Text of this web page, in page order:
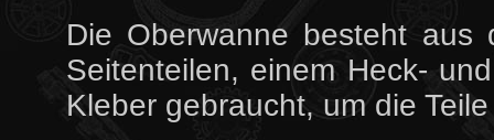
Die Oberwanne besteht aus
Seitenteilen, einem Heck-
Kleber gebraucht, um die